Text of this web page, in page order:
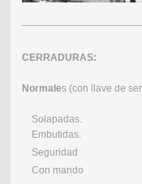
CERRADURAS:
Normales (con llave de
Solapadas.
Embutidas.
Seguridad
Con mando